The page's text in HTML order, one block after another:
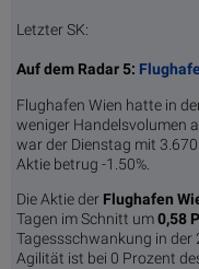
Letzter SK:
Auf dem Radar 5:
Flughafen Wien hatte in
weniger Handelsvolumen
war der Dienstag mit
Aktie betrug -1.50%.
Die Aktie der Flughafen
Tagen im Schnitt um0,58
Tagessschwankung in der
Agilität ist bei 0 Prozent